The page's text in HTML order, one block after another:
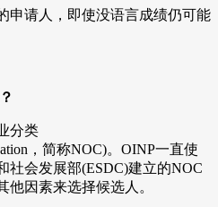
申请人，即使没语言成绩仍可能
分类
，简称NOC)。OINP一直使
社会发展部(ESDC)建立的NOC
他因素来选择候选人。